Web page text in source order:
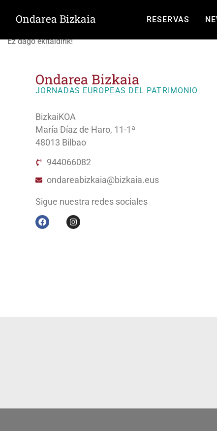
Ondarea Bizkaia RESERVAS
Exhibición -
Ez dago ekitaldirik!
Ondarea Bizkaia
JORNADAS EUROPEAS DEL PATRIMONIO
BizkaiKOA
María Díaz de Haro, 11-1ª
48013 Bilbao
944066082
ondareabizkaia@bizkaia.eus
Sigue nuestra redes sociales